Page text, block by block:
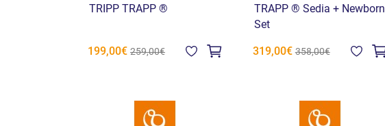
TRIPP TRAPP ®
199,00€ 259,00€
TRAPP ® Sedia + Newborn
Set
319,00€ 358,00€